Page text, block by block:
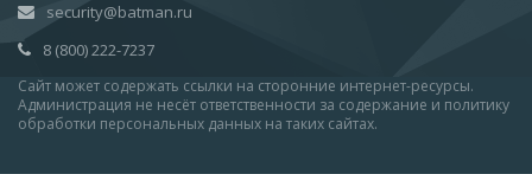
security@batman.ru
8 (800) 222-7237
Сайт может содержать ссылки на сторонние интернет-ресурсы.
Администрация не несёт ответственности за содержание и политику
обработки персональных данных на таких сайтах.